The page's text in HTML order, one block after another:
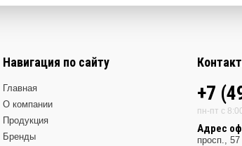
Навигация по сайту
Главная
О компании
Продукция
Бренды
+7
пн-пт с
Адрес
просп., 57